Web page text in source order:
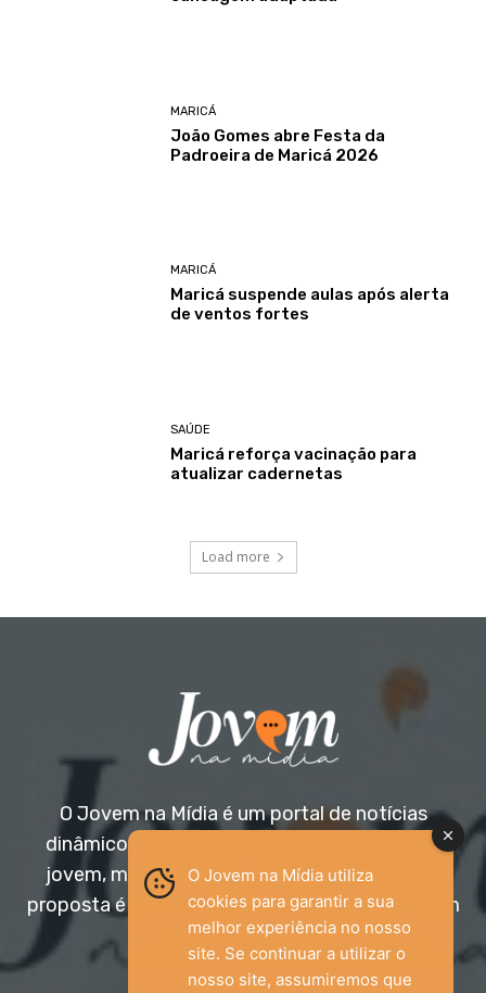
MARICÁ
João Gomes abre Festa da
Padroeira de Maricá 2026
MARICÁ
Maricá suspende aulas após alerta
de ventos fortes
SAÚDE
Maricá reforça vacinação para
atualizar cadernetas
Load more
O Jovem na Mídia é um portal de notícias
dinâmico e acessível, voltado para o público
jovem, mas aberto a todas as idades. Nossa
proposta é trazer informação relevante com um
olhar diferenciado.
Entre em contato:
O Jovem na Mídia utiliza
cookies para garantir a sua
melhor experiência no nosso
site. Se continuar a utilizar o
nosso site, assumiremos que